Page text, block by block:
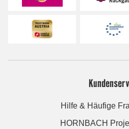
Hilfe & Häufige
HORNBACH